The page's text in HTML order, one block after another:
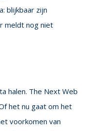
blijkbaar zijn
meldt nog niet
halen. The Next Web
het nu gaat om het
voorkomen van